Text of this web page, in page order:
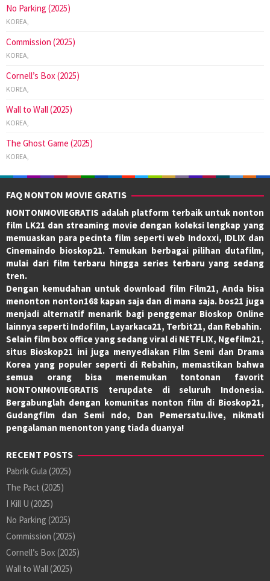
No Parking (2025)
KOREA,
Commission (2025)
KOREA,
Cornell’s Box (2025)
KOREA,
Wall to Wall (2025)
KOREA,
The Ghost Game (2025)
KOREA,
FAQ NONTON MOVIE GRATIS
NONTONMOVIEGRATIS adalah platform terbaik untuk nonton
film LK21 dan streaming movie dengan koleksi lengkap yang
memuaskan para pecinta film seperti web Indoxxi, IDLIX dan
Cinemaindo bioskop21. Temukan berbagai pilihan dutafilm,
mulai dari film terbaru hingga series terbaru yang sedang
tren.
Dengan kemudahan untuk download film Film21, Anda bisa
menonton nonton168 kapan saja dan di mana saja. bos21 juga
menjadi alternatif menarik bagi penggemar Bioskop Online
lainnya seperti Indofilm, Layarkaca21, Terbit21, dan Rebahin.
Selain film box office yang sedang viral di NETFLIX, Ngefilm21,
situs Bioskop21 ini juga menyediakan Film Semi dan Drama
Korea yang populer seperti di Rebahin, memastikan bahwa
semua orang bisa menemukan tontonan favorit
NONTONMOVIEGRATIS terupdate di seluruh Indonesia.
Bergabunglah dengan komunitas nonton film di Bioskop21,
Gudangfilm dan Semi ndo, Dan Pemersatu.live, nikmati
pengalaman menonton yang tiada duanya!
RECENT POSTS
Pabrik Gula (2025)
The Pact (2025)
I Kill U (2025)
No Parking (2025)
Commission (2025)
Cornell’s Box (2025)
Wall to Wall (2025)